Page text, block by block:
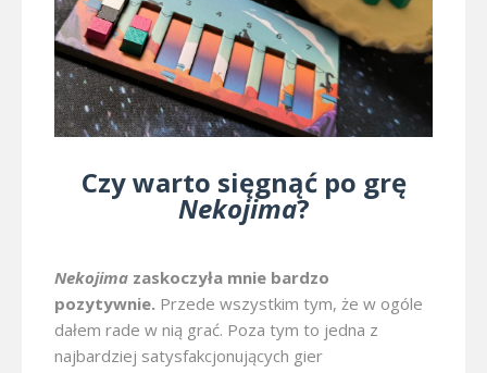
Czy warto sięgnąć po grę
Nekojima?
Nekojima zaskoczyła mnie bardzo
pozytywnie. Przede wszystkim tym, że w ogóle
dałem rade w nią grać. Poza tym to jedna z
najbardziej satysfakcjonujących gier